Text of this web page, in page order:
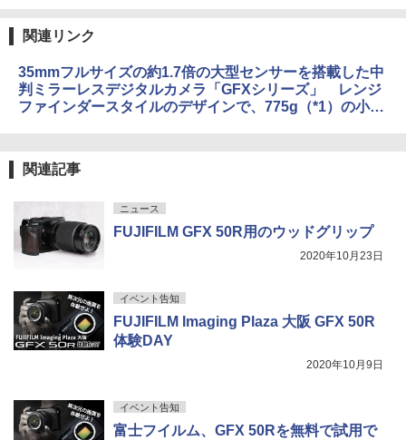
関連リンク
35mmフルサイズの約1.7倍の大型センサーを搭載した中
判ミラーレスデジタルカメラ「GFXシリーズ」 レンジ
ファインダースタイルのデザインで、775g（*1）の小型
などにより、超高画質を実現し、スナップやポートレー
ト撮影などに最適
関連記事
ニュース
FUJIFILM GFX 50R用のウッドグリップ
2020年10月23日
イベント告知
FUJIFILM Imaging Plaza 大阪 GFX 50R
体験DAY
2020年10月9日
イベント告知
富士フイルム、GFX 50Rを無料で試用で